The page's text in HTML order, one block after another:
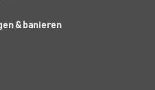
& banieren